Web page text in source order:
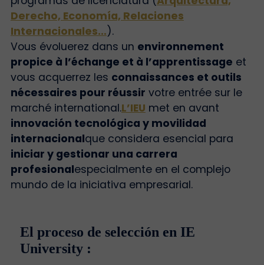
Derecho, Economía, Relaciones
Internacionales…).
Vous évoluerez dans un environnement
propice à l’échange et à l’apprentissage et
vous acquerrez les connaissances et outils
nécessaires pour réussir votre entrée sur le
marché international.L’IEU met en avant
innovación tecnológica y movilidad
internacionalque considera esencial para
iniciar y gestionar una carrera
profesionalespecialmente en el complejo
mundo de la iniciativa empresarial.
El proceso de selección en IE
University :